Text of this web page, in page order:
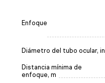
Enfoque
Diámetro del tubo ocular, in
Distancia mínima de
enfoque, m